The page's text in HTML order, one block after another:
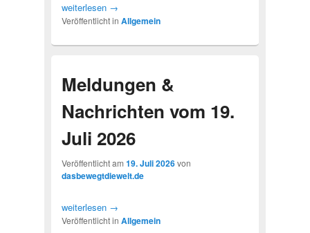
weiterlesen →
Veröffentlicht in Allgemein
Meldungen &
Nachrichten vom 19.
Juli 2026
Veröffentlicht am 19. Juli 2026von
dasbewegtdiewelt.de
weiterlesen →
Veröffentlicht in Allgemein